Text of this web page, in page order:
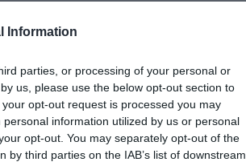
Information
parties, or processing of your personal or
us, please use the below opt-out section to
opt-out request is processed you may
information utilized by us or personal
opt-out. You may separately opt-out of the
third parties on the IAB’s list of downstream